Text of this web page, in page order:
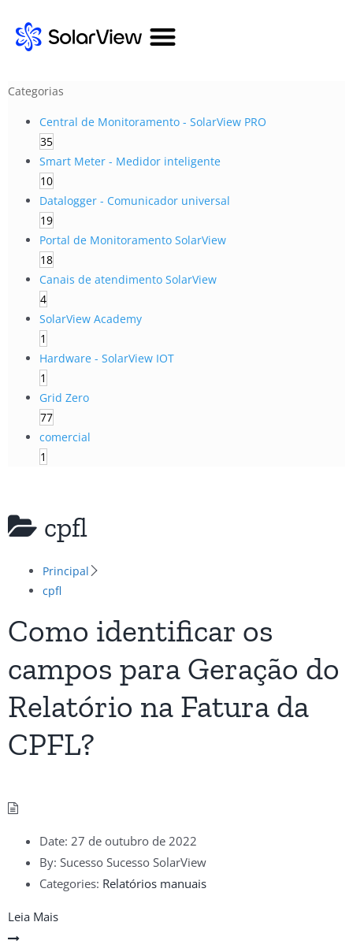
Categorias
Central de Monitoramento - SolarView PRO
35
Smart Meter - Medidor inteligente
10
Datalogger - Comunicador universal
19
Portal de Monitoramento SolarView
18
Canais de atendimento SolarView
4
SolarView Academy
1
Hardware - SolarView IOT
1
Grid Zero
77
comercial
1
cpfl
Principal
cpfl
Como identificar os
campos para Geração do
Relatório na Fatura da
CPFL?
Date: 27 de outubro de 2022
By: Sucesso Sucesso SolarView
Categories: Relatórios manuais
Leia Mais